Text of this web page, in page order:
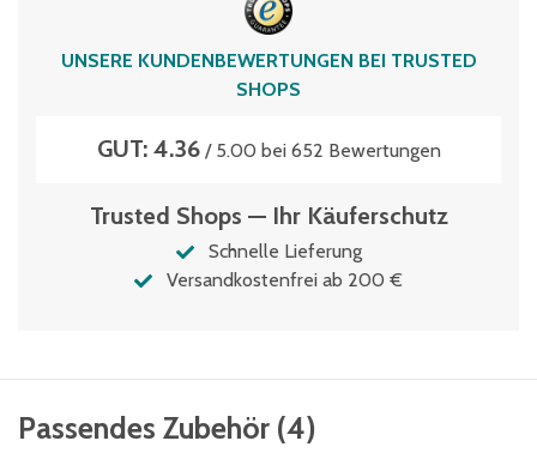
UNSERE KUNDENBEWERTUNGEN BEI TRUSTED
SHOPS
GUT: 4.36/ 5.00 bei 652 Bewertungen
Trusted Shops — Ihr Käuferschutz
Schnelle Lieferung
Versandkostenfrei ab 200 €
Passendes Zubehör (4)